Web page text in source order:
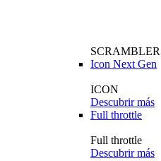
SCRAMBLER
Icon Next Gen
ICON
Descubrir más
Full throttle
Full throttle
Descubrir más